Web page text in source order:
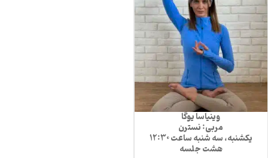
وینیاسا یوگا
مربی: نسترن
یکشنبه، سه شنبه ساعت 12:30
هشت جلسه